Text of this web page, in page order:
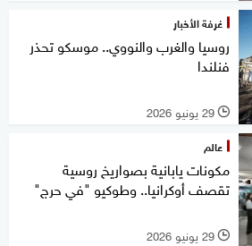
غرفة الأخبار
روسيا والغرب والنووي.. موسكو تحذر ​
فنلندا
l 29 يونيو 2026
عالم
مكونات يابانية بصواريخ روسية
تقصف أوكرانيا.. وطوكيو "في حرج"
l 29 يونيو 2026